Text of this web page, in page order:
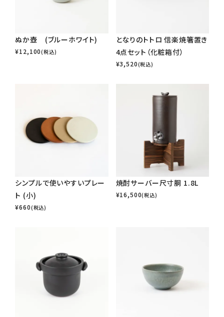
ぬか壺 (ブルーホワイト)
¥12,100(税込)
となりのトトロ 信楽焼箸置き
4点セット（化粧箱付）
¥3,520(税込)
シンプルで使いやすいプレー
ト (小)
¥660(税込)
焼酎サーバー尺寸胴 1.8L
¥16,500(税込)